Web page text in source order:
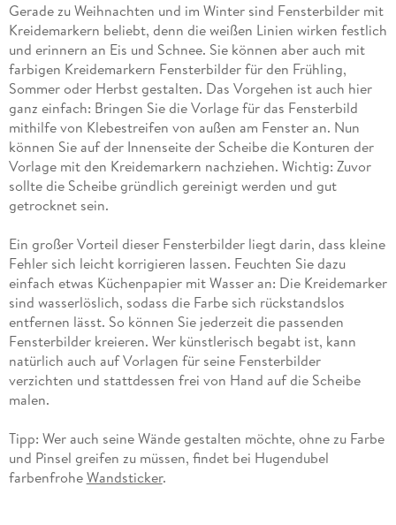
Gerade zu Weihnachten und im Winter sind Fensterbilder mit
Kreidemarkern beliebt, denn die weißen Linien wirken festlich
und erinnern an Eis und Schnee. Sie können aber auch mit
farbigen Kreidemarkern Fensterbilder für den Frühling,
Sommer oder Herbst gestalten. Das Vorgehen ist auch hier
ganz einfach: Bringen Sie die Vorlage für das Fensterbild
mithilfe von Klebestreifen von außen am Fenster an. Nun
können Sie auf der Innenseite der Scheibe die Konturen der
Vorlage mit den Kreidemarkern nachziehen. Wichtig: Zuvor
sollte die Scheibe gründlich gereinigt werden und gut
getrocknet sein.
Ein großer Vorteil dieser Fensterbilder liegt darin, dass kleine
Fehler sich leicht korrigieren lassen. Feuchten Sie dazu
einfach etwas Küchenpapier mit Wasser an: Die Kreidemarker
sind wasserlöslich, sodass die Farbe sich rückstandslos
entfernen lässt. So können Sie jederzeit die passenden
Fensterbilder kreieren. Wer künstlerisch begabt ist, kann
natürlich auch auf Vorlagen für seine Fensterbilder
verzichten und stattdessen frei von Hand auf die Scheibe
malen.
Tipp: Wer auch seine Wände gestalten möchte, ohne zu Farbe
und Pinsel greifen zu müssen, findet bei Hugendubel
farbenfroheWandsticker.